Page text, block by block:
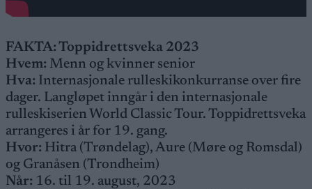
FAKTA: Toppidrettsveka 2023
Hvem: Menn og kvinner senior
Hva: Internasjonale rulleskikonkurranse over fire
dager. Langløpet inngår i den internasjonale
rulleskiserien World Classic Tour. Toppidrettsveka
arrangeres i år for 19. gang.
Hvor: Hitra (Trøndelag), Aure (Møre og Romsdal)
og Granåsen (Trondheim)
Når: 16. til 19. august, 2023